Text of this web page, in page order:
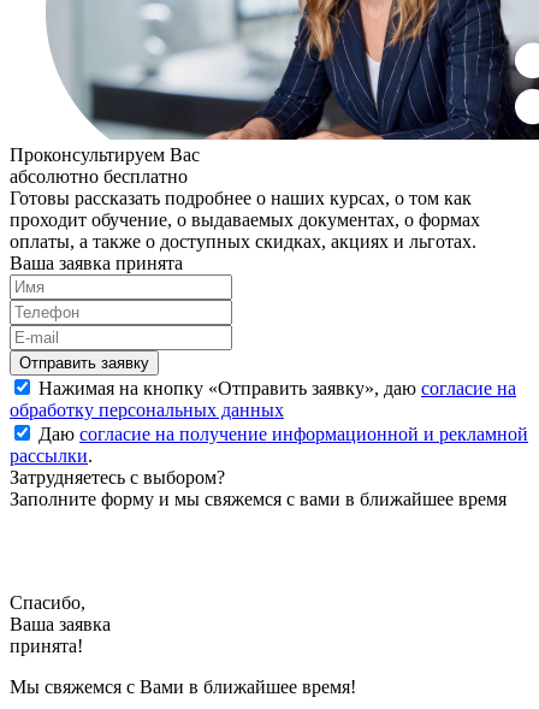
Проконсультируем Вас
абсолютно бесплатно
Готовы рассказать подробнее о наших курсах, о том как
проходит обучение, о выдаваемых документах, о формах
оплаты, а также о доступных скидках, акциях и льготах.
Ваша заявка принята
Нажимая на кнопку «Отправить заявку», даю согласие на
обработку персональных данных
Даю согласие на получение информационной и рекламной
рассылки.
Затрудняетесь с выбором?
Заполните форму и мы свяжемся с вами в ближайшее время
Спасибо,
Ваша заявка
принята!
Мы свяжемся с Вами в ближайшее время!